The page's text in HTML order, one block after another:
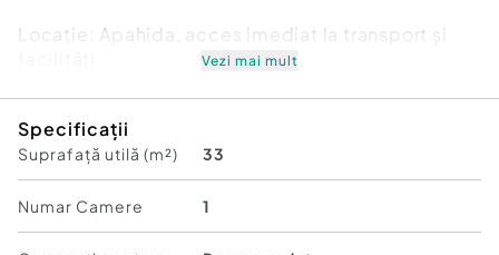
Locație: Apahida, acces imediat la transport și
Id intern: P167244
Confort:1
Tip imobil:Bloc de apartamente
Număr Băi:1
Vezi mai mult
Specificații
Suprafață utilă (m²) 33
Numar Camere 1